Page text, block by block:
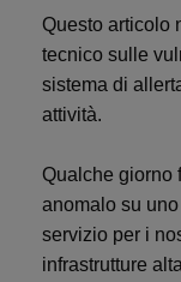
Questo articolo
tecnico sulle
sistema di
attività.
Qualche giorno
anomalo su uno
servizio per i
infrastrutture